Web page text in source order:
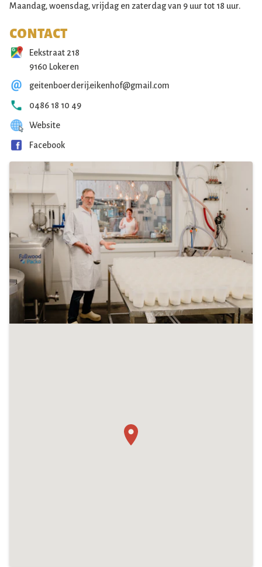
Maandag, woensdag, vrijdag en zaterdag van 9 uur tot 18 uur.
CONTACT
Eekstraat 218
9160 Lokeren
geitenboerderij.eikenhof@gmail.com
0486 18 10 49
Website
Facebook